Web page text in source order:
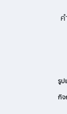
รูป
กิจ